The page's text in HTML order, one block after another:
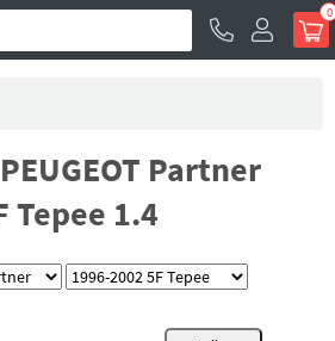
0
Partner
Tepee 1.4